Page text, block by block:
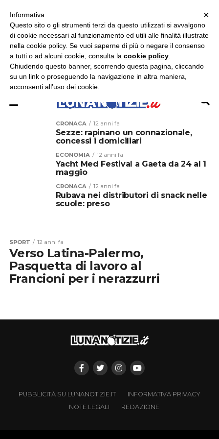
ASCOLTA RADIO LUNA
CRONACA 12 anni fa
Sezze: rapinano un connazionale,
concessi i domiciliari
ECONOMIA 12 anni fa
Yacht Med Festival a Gaeta da 24 al 1
maggio
CRONACA 12 anni fa
Rubava nei distributori di snack nelle
scuole: preso
SPORT 12 anni fa
Verso Latina-Palermo,
Pasquetta di lavoro al
Francioni per i nerazzurri
PUBBLICITÀ SU LUNANOTIZIE.IT
INFORMATIVA PRIVACY
NOTE LEGALI
REDAZIONE
×
×
Informativa
Questo sito o gli strumenti terzi da questo utilizzati si avvalgono
di cookie necessari al funzionamento ed utili alle finalità illustrate
nella cookie policy. Se vuoi saperne di più o negare il consenso
a tutti o ad alcuni cookie, consulta la cookie policy
Chiudendo questo banner, scorrendo questa pagina, cliccando
su un link o proseguendo la navigazione in altra maniera,
acconsenti all’uso dei cookie.